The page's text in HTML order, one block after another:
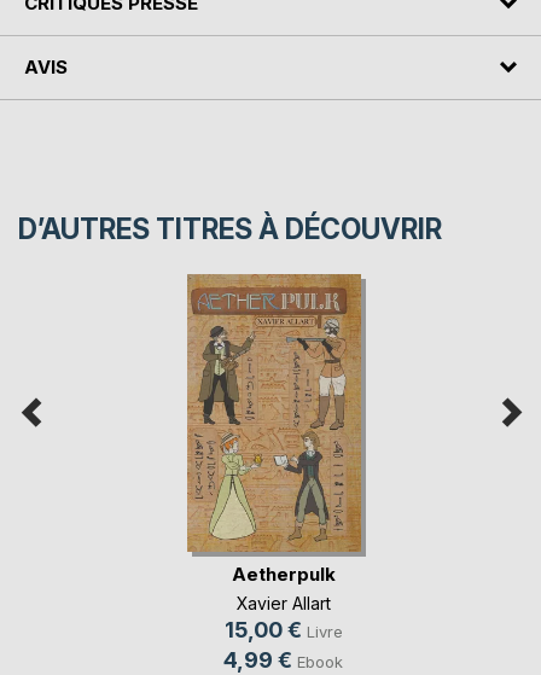
AVIS
D’AUTRES TITRES À DÉCOUVRIR
Aetherpulk
Xavier Allart
15,00 € Livre
4,99 € Ebook